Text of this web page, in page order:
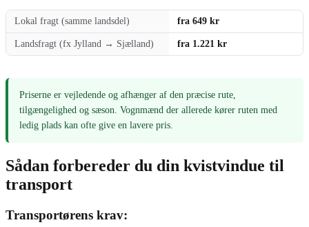
Lokal fragt (samme landsdel) fra 649 kr
Landsfragt (fx Jylland → Sjælland) fra 1.221 kr
Priserne er vejledende og afhænger af den præcise rute,
tilgængelighed og sæson. Vognmænd der allerede kører ruten med
ledig plads kan ofte give en lavere pris.
Sådan forbereder du din kvistvindue til
transport
Transportørens krav: